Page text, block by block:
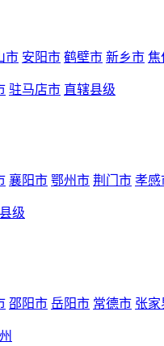
市 安阳市 鹤壁市 新乡市 焦
驻马店市 直辖县级
襄阳市 鄂州市 荆门市 孝感
级
邵阳市 岳阳市 常德市 张家